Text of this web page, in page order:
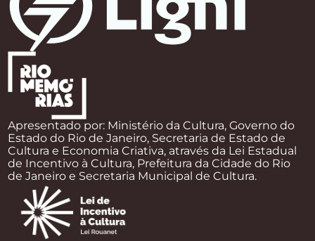
Apresentado por: Ministério da Cultura, Governo do
Estado do Rio de Janeiro, Secretaria de Estado de
Cultura e Economia Criativa, através da Lei Estadual
de Incentivo à Cultura, Prefeitura da Cidade do Rio
de Janeiro e Secretaria Municipal de Cultura.